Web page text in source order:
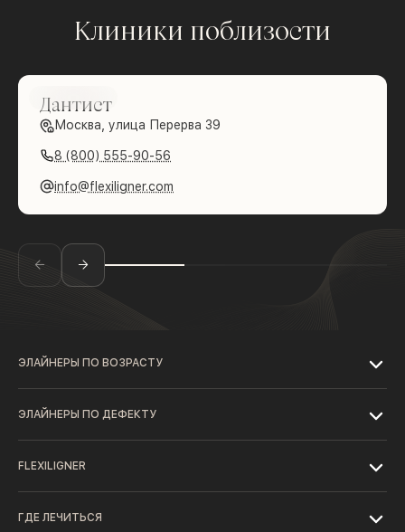
Клиники поблизости
Дантист
Москва, улица Перерва 39
8 (800) 555-90-56
info@flexiligner.com
ЭЛАЙНЕРЫ ПО ВОЗРАСТУ
ЭЛАЙНЕРЫ ПО ДЕФЕКТУ
FLEXILIGNER
ГДЕ ЛЕЧИТЬСЯ